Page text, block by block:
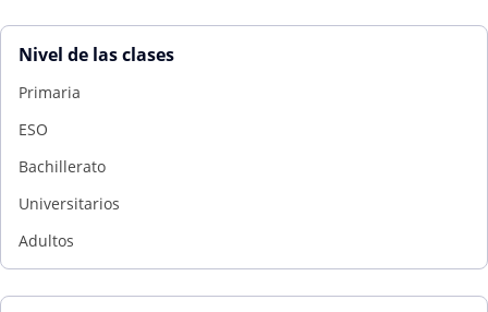
Nivel de las clases
Primaria
ESO
Bachillerato
Universitarios
Adultos